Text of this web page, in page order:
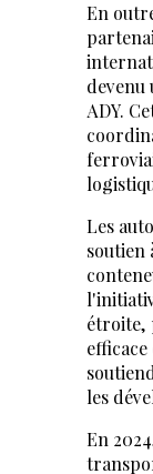
En
ADY.
Les
soutien
étroite,
les
En